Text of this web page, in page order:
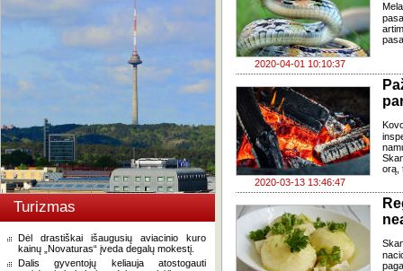
Turizmas
Dėl drastiškai išaugusių aviacinio kuro
kainų „Novaturas“ įveda degalų mokestį.
Dalis gyventojų keliauja atostogauti
2020-04-01 10:10:37
2020-03-13 13:46:47
orą,